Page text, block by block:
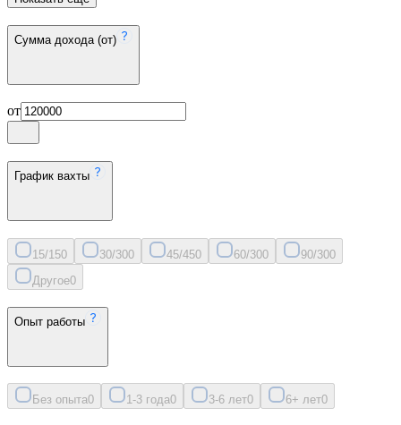
Сумма дохода (от)
от
График вахты
15/150 30/300 45/450 60/300 90/300
Другое0
Опыт работы
Без опыта0 1-3 года0 3-6 лет0 6+ лет0